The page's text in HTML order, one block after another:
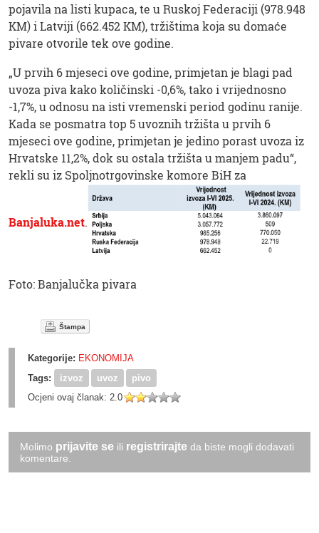
pojavila na listi kupaca, te u Ruskoj Federaciji (978.948
KM) i Latviji (662.452 KM), tržištima koja su domaće
pivare otvorile tek ove godine.
„U prvih 6 mjeseci ove godine, primjetan je blagi pad
uvoza piva kako količinski -0,6%, tako i vrijednosno
-1,7%, u odnosu na isti vremenski period godinu ranije.
Kada se posmatra top 5 uvoznih tržišta u prvih 6
mjeseci ove godine, primjetan je jedino porast uvoza iz
Hrvatske 11,2%, dok su ostala tržišta u manjem padu“,
rekli su iz Spoljnotrgovinske komore BiH za
Banjaluka.net.
Foto: Banjalučka pivara
Štampa
Kategorije: EKONOMIJA
Tags:
izvoz uvoz
pivo
Ocjeni ovaj članak: 2.0
Molimo prijavite se ili registrirajte da biste mogli dodavati
komentare.